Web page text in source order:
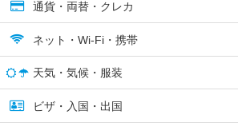
通貨・両替・クレカ
ネット・Wi-Fi・携帯
天気・気候・服装
ビザ・入国・出国